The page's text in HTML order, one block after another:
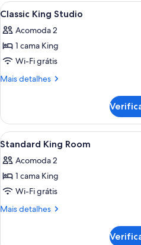
quartos
Carrega
todas
as
fotos
de
Classic
3
Classic King Studio
Acomoda 2
1 cama King
Wi-Fi grátis
Mais detalhes
Mais
King
Studio
Carrega
todas
as
fotos
de
Standard
7
Standard King Room
Acomoda 2
1 cama King
Wi-Fi grátis
Mais detalhes
Mais